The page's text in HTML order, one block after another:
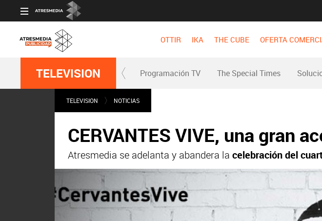
OTTIR IKA THE CUBE OFERTA
TELEVISION Programación TV The Special Times
TELEVISION NOTICIAS
CERVANTES VIVE, una gran
Atresmedia se adelanta y abandera la celebración del